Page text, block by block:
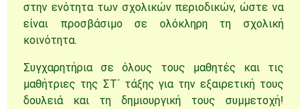
στην ενότητα των σχολικών περιοδικών, ώστε να
είναι προσβάσιμο σε ολόκληρη τη σχολική
κοινότητα.
Συγχαρητήρια σε όλους τους μαθητές και τις
μαθήτριες της ΣΤ΄ τάξης για την εξαιρετική τους
δουλειά και τη δημιουργική τους συμμετοχή!